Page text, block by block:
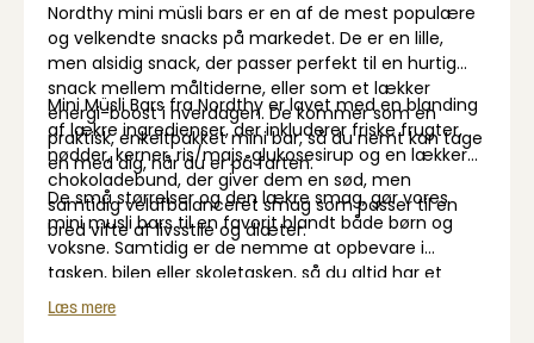
Nordthy mini müsli bars er en af de mest populære
og velkendte snacks på markedet. De er en lille,
men alsidig snack, der passer perfekt til en hurtig
snack mellem måltiderne, eller som et lækker
energi-boost i hverdagen. De kommer som en
praktisk, enkeltpakket mini bar, så du nemt kan tage
en med dig, når du er på farten.
Mini Müsli Bars fra Nordthy er lavet med en blanding
af lækre ingredienser, der inkluderer friske frugter,
nødder, kerner, ris/majs, glukosesirup og en lækker
chokoladebund, der giver dem en sød, men
samtidig velafbalanceret smag som passer til en
bred vifte af livsstile og diæter.
De små størrelser og den lækre smag, gør vores
mini musli bars til en favorit blandt både børn og
voksne. Samtidig er de nemme at opbevare i
tasken, bilen eller skoletasken, så du altid har et
sund alternativ til en lækker snack ved hånden.
Læs mere